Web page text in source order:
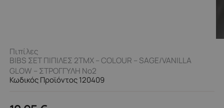
Πιπίλες
BIBS ΣΕΤ ΠΙΠΙΛΕΣ 2ΤΜΧ – COLOUR – SAGE/VANILLA
GLOW – ΣΤΡΟΓΓΥΛΗ No2
Κωδικός Προϊόντος 120409